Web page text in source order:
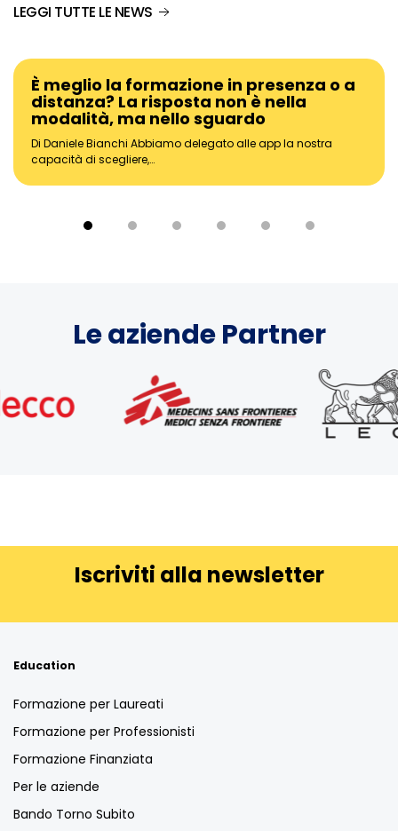
LEGGI TUTTE LE NEWS
È meglio la formazione in presenza o a
distanza? La risposta non è nella
modalità, ma nello sguardo
Di Daniele Bianchi Abbiamo delegato alle app la nostra
capacità di scegliere,…
Le aziende Partner
Iscriviti alla newsletter
Education
Formazione per Laureati
Formazione per Professionisti
Formazione Finanziata
Per le aziende
Bando Torno Subito